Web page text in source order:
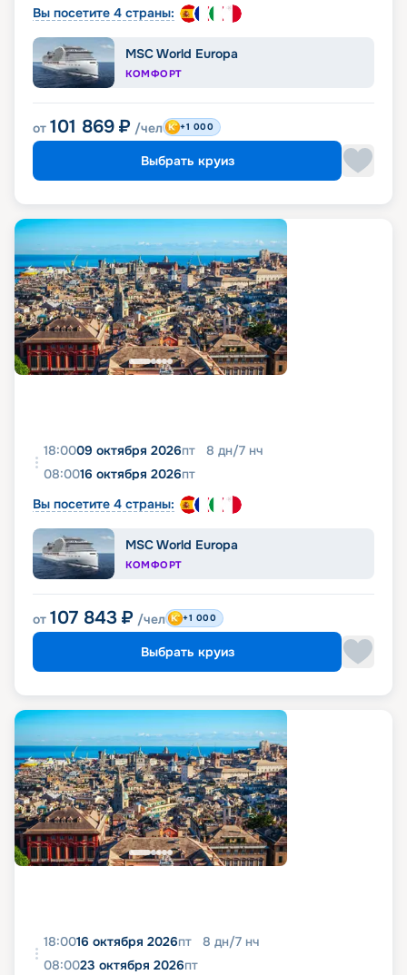
Вы посетите 4 страны:
MSC World Europa
КОМФОРТ
от 101 869 ₽ /чел +1 000
Выбрать круиз
18:0009 октября 2026пт 8 дн/7 нч
08:0016 октября 2026пт
Вы посетите 4 страны:
MSC World Europa
КОМФОРТ
от 107 843 ₽ /чел +1 000
Выбрать круиз
18:0016 октября 2026пт 8 дн/7 нч
08:0023 октября 2026пт